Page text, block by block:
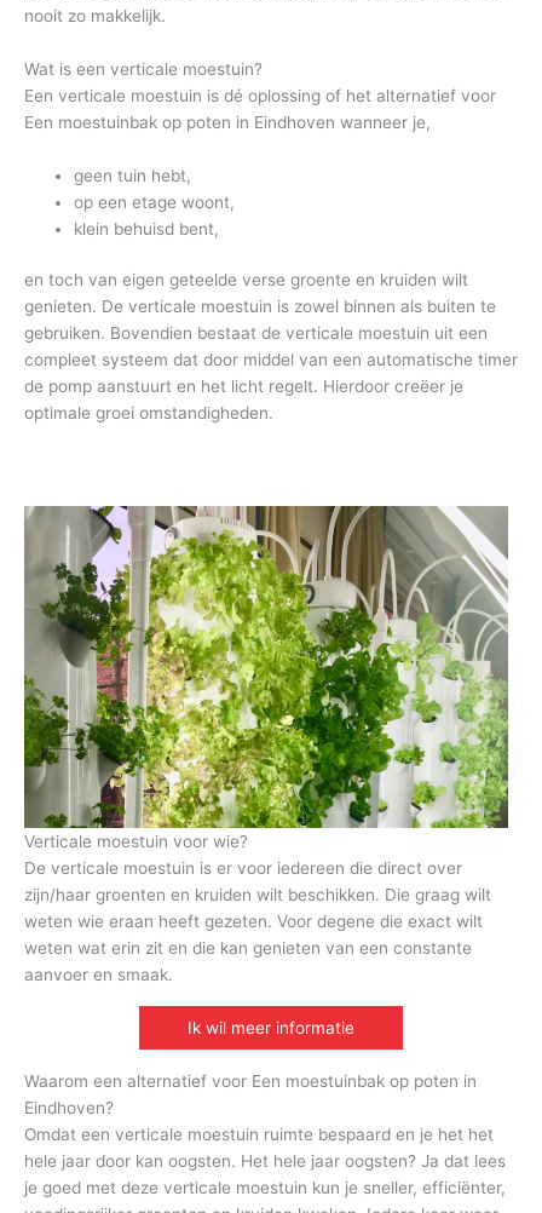
nooit zo makkelijk.
Wat is een verticale moestuin?
Een verticale moestuin is dé oplossing of het alternatief voor
Een moestuinbak op poten in Eindhoven wanneer je,
geen tuin hebt,
op een etage woont,
klein behuisd bent,
en toch van eigen geteelde verse groente en kruiden wilt
genieten. De verticale moestuin is zowel binnen als buiten te
gebruiken. Bovendien bestaat de verticale moestuin uit een
compleet systeem dat door middel van een automatische timer
de pomp aanstuurt en het licht regelt. Hierdoor creëer je
optimale groei omstandigheden.
Verticale moestuin voor wie?
De verticale moestuin is er voor iedereen die direct over
zijn/haar groenten en kruiden wilt beschikken. Die graag wilt
weten wie eraan heeft gezeten. Voor degene die exact wilt
weten wat erin zit en die kan genieten van een constante
aanvoer en smaak.
Ik wil meer informatie
Waarom een alternatief voor Een moestuinbak op poten in
Eindhoven?
Omdat een verticale moestuin ruimte bespaard en je het het
hele jaar door kan oogsten. Het hele jaar oogsten? Ja dat lees
je goed met deze verticale moestuin kun je sneller, efficiënter,